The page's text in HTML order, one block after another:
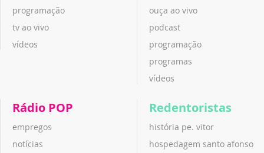
programação
tv ao vivo
vídeos
ouça ao vivo
podcast
programação
programas
vídeos
Rádio POP
empregos
notícias
Redentoristas
história pe. vitor
hospedagem santo afonso